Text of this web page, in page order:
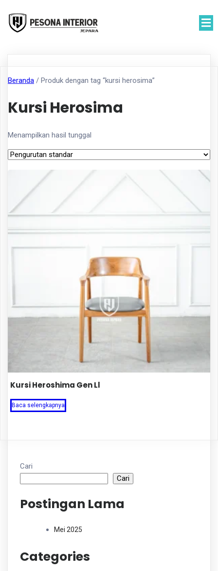
Beranda / Produk dengan tag “kursi herosima”
Kursi Herosima
Menampilkan hasil tunggal
Kursi Heroshima Gen Ll
Baca selengkapnya
Cari
Cari
Postingan Lama
Mei 2025
Categories